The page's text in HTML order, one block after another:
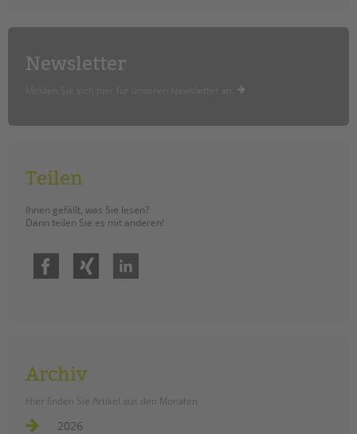
Newsletter
Melden Sie sich hier für unseren Newsletter an.
Teilen
Ihnen gefällt, was Sie lesen?
Dann teilen Sie es mit anderen!
Facebook Xing
Archiv
Hier finden Sie Artikel aus den Monaten
2026